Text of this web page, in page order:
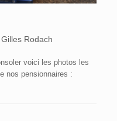
Gilles Rodach
voici les photos les
nos pensionnaires :